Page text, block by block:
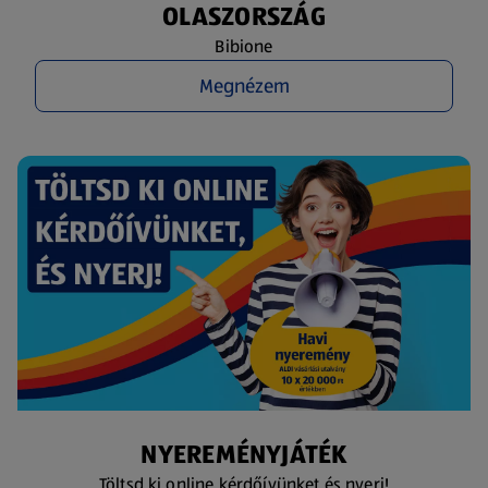
OLASZORSZÁG
Bibione
Megnézem
NYEREMÉNYJÁTÉK